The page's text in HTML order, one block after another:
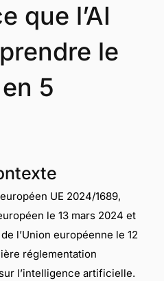
que l’AI
le
5
UE 2024/1689,
le 13 mars 2024 et
l’Union européenne le 12
réglementation
l’intelligence artificielle.